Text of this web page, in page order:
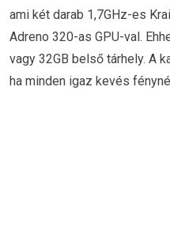
ami két darab 1,7GHz-es
Adreno 320-as GPU-val.
vagy 32GB belső tárhely. A
ha minden igaz kevés